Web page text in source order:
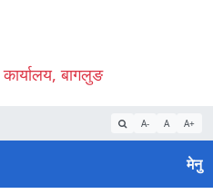
बागलुङ
A- A A+
मेनु